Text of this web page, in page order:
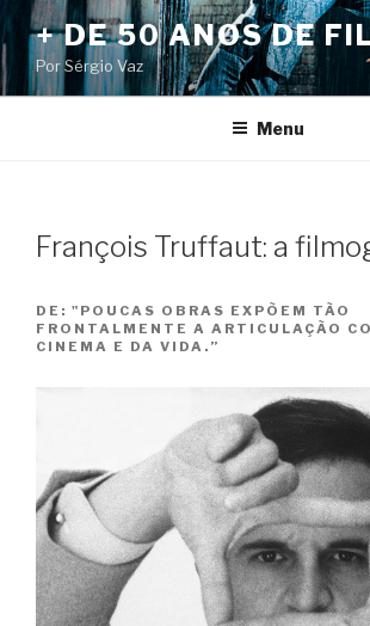
Pular
para
o
conteúdo
+ DE 50 ANOS DE
Por Sérgio Vaz
Menu
François Truffaut: a
DE: "POUCAS OBRAS EXPÕEM TÃO
FRONTALMENTE A ARTICULAÇÃO
CINEMA E DA VIDA.”